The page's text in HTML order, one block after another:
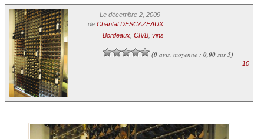
Le décembre 2, 2009
de Chantal DESCAZEAUX
Bordeaux, CIVB, vins
(0avis, moyenne : 0,00sur 5)
10